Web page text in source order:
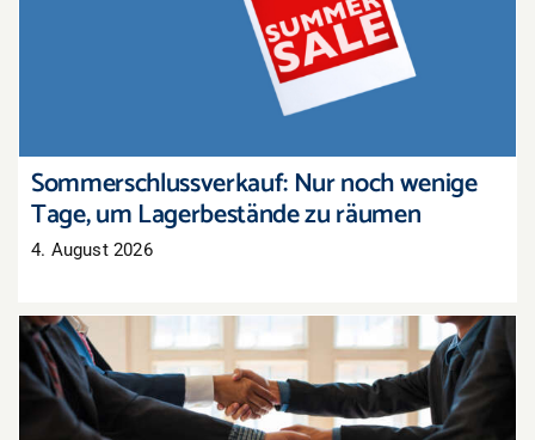
um Lagerbestände zu räumen
Sommerschlussverkauf: Nur noch wenige
Tage, um Lagerbestände zu räumen
4. August 2026